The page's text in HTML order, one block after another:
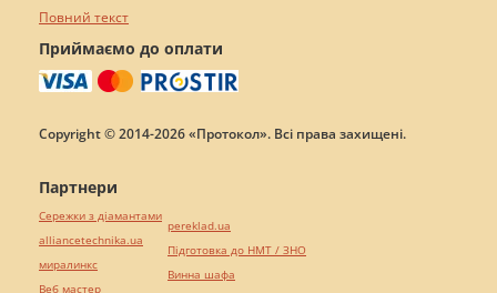
Повний текст
Приймаємо до оплати
Copyright © 2014-2026 «Протокол». Всі права захищені.
Партнери
Сережки з діамантами
alliancetechnika.ua
миралинкс
Веб мастер
pereklad.ua
Підготовка до НМТ / ЗНО
Винна шафа